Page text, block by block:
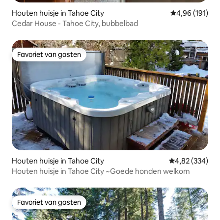
Houten huisje in Tahoe City Gemiddelde
4,96 (191)
Cedar House - Tahoe City, bubbelbad
Favoriet van gasten
Favoriet van gasten
Houten huisje in Tahoe City Gemiddelde
4,82 (334)
Houten huisje in Tahoe City ~Goede honden welkom
Favoriet van gasten
Favoriet van gasten